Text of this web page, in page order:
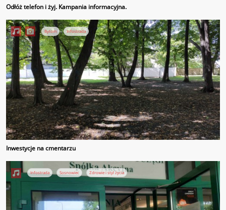
Odłóż telefon i żyj. Kampania informacyjna.
Bytom Infostrada
Inwestycje na cmentarzu
Infostrada Sosnowiec Zdrowie i styl życia